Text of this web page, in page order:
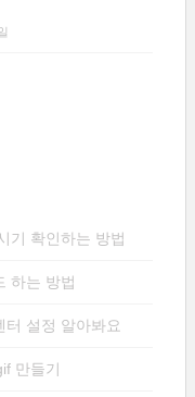
기 확인하는 방법
하는 방법
터 설정 알아봐요
만들기